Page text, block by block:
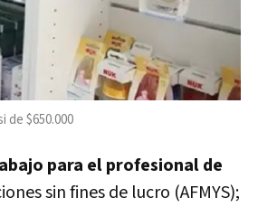
de $650.000
para el profesional de
sin fines de lucro (AFMYS);